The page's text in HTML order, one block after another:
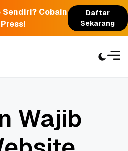
Sendiri? Cobain
Daftar
Sekarang
Wajib